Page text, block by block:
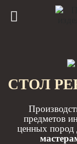
СТОЛ
предметов
ценных пород